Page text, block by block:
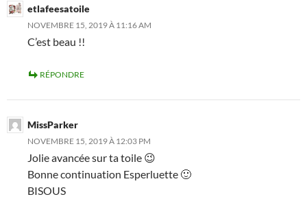
etlafeesatoile
NOVEMBRE 15, 2019 À 11:16 AM
C’est beau !!
RÉPONDRE
MissParker
NOVEMBRE 15, 2019 À 12:03 PM
Jolie avancée sur ta toile 😉
Bonne continuation Esperluette 🙂
BISOUS